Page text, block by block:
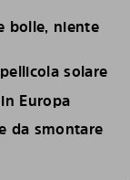
bolle, niente
solare
Europa
da smontare